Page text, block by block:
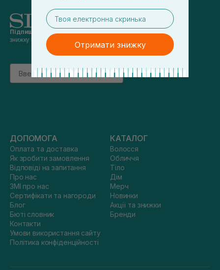
Підпишись на наші новинита отримуй
знижку 5% на перше замовлення
Email
підписатись
ДОПОМОГА
Оплата та доставка
Як зробити замовлення
Відповіді на запитання
Про нас
ЗМІ про нас
Сертифікати та нагороди
Блог
Бюті словник
Контакти
Умови використання сайту
Політика конфіденційності
КАТАЛОГ
Волосся
Обличчя
Тіло
Дім
Мерч
Новинки
Акції та знижки
Бренди
email
Отримати знижку